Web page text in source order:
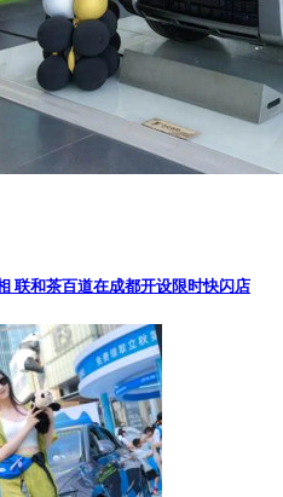
联和茶百道在成都开设限时快闪店